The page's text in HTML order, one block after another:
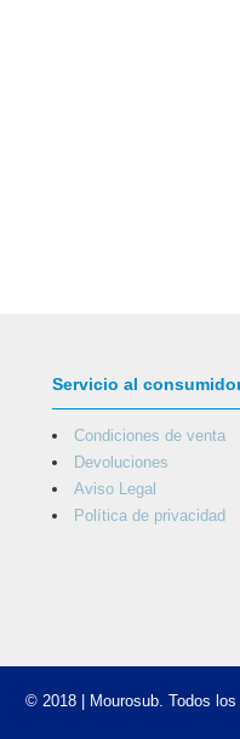
Servicio al
Condiciones de venta
Devoluciones
Aviso Legal
Política de privacidad
© 2018 | Mourosub. Todos los